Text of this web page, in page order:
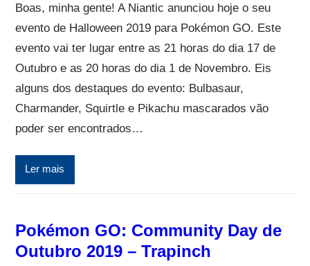
Boas, minha gente! A Niantic anunciou hoje o seu
evento de Halloween 2019 para Pokémon GO. Este
evento vai ter lugar entre as 21 horas do dia 17 de
Outubro e as 20 horas do dia 1 de Novembro. Eis
alguns dos destaques do evento: Bulbasaur,
Charmander, Squirtle e Pikachu mascarados vão
poder ser encontrados…
Ler mais
Pokémon GO: Community Day de
Outubro 2019 – Trapinch